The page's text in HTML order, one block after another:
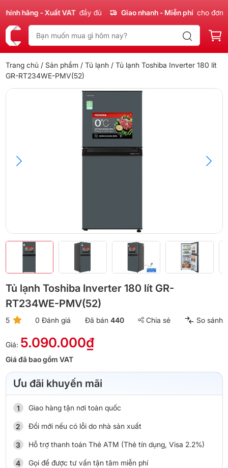
hãng - Xuất VAT đầy đủ Giao nhanh - Miễn phí cho đơn
Trang chủ / Sản phẩm / Tủ lạnh / Tủ lạnh Toshiba Inverter 180 lít
GR-RT234WE-PMV(52)
Tủ lạnh Toshiba Inverter 180 lít GR-
RT234WE-PMV(52)
5 0 Đánh giá Đã bán 440 Chia sẻ So sánh
Giá: 5.090.000₫
Giá đã bao gồm VAT
Ưu đãi khuyến mãi
Giao hàng tận nơi toàn quốc
Đổi mới nếu có lỗi do nhà sản xuất
Hỗ trợ thanh toán Thẻ ATM (Thẻ tín dụng, Visa 2.2%)
Gọi để được tư vấn tận tâm miễn phí